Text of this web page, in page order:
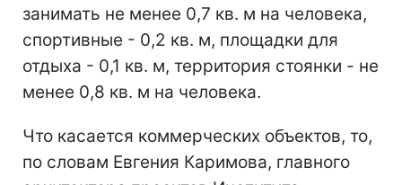
занимать не менее 0,7 кв. м на человека,
спортивные - 0,2 кв. м, площадки для
отдыха - 0,1 кв. м, территория стоянки - не
менее 0,8 кв. м на человека.
Что касается коммерческих объектов, то,
по словам Евгения Каримова, главного